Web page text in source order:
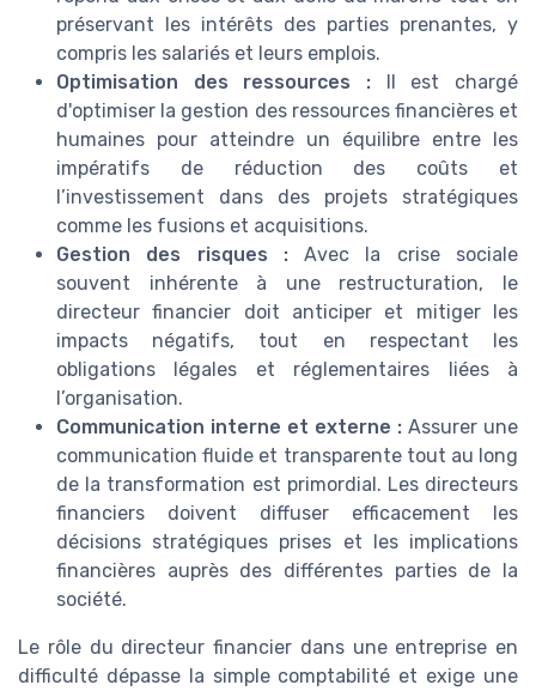
préservant les intérêts des parties prenantes, y
compris les salariés et leurs emplois.
Optimisation des ressources : Il est chargé
d'optimiser la gestion des ressources financières et
humaines pour atteindre un équilibre entre les
impératifs de réduction des coûts et
l’investissement dans des projets stratégiques
comme les fusions et acquisitions.
Gestion des risques :Avec la crise sociale
souvent inhérente à une restructuration, le
directeur financier doit anticiper et mitiger les
impacts négatifs, tout en respectant les
obligations légales et réglementaires liées à
l’organisation.
Communication interne et externe : Assurer une
communication fluide et transparente tout au long
de la transformation est primordial. Les directeurs
financiers doivent diffuser efficacement les
décisions stratégiques prises et les implications
financières auprès des différentes parties de la
société.
Le rôle du directeur financier dans une entreprise en
difficulté dépasse la simple comptabilité et exige une